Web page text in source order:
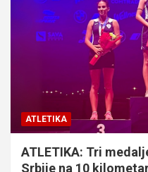
ATLETIKA
ATLETIKA: Tri
Srbije na 10